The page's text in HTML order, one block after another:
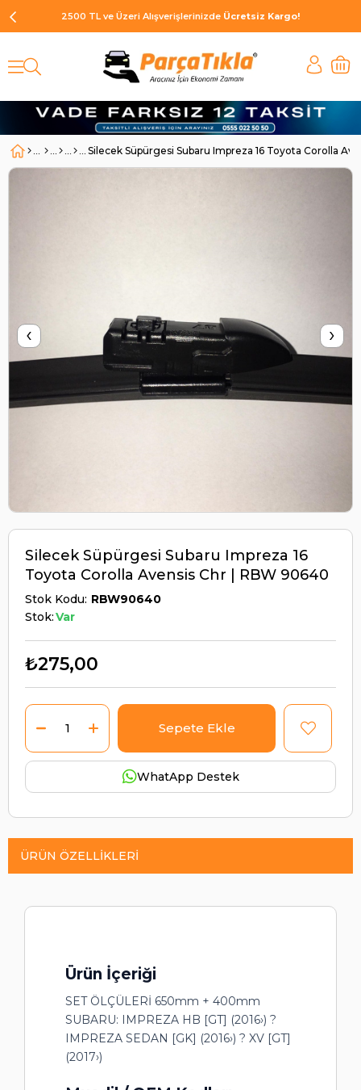
2500 TL ve Üzeri Alışverişlerinizde Ücretsiz Kargo!
Silecek Süpürgesi Subaru Impreza 16 Toyota Corolla
‹ ›
Silecek Süpürgesi Subaru Impreza 16
Toyota Corolla Avensis Chr | RBW 90640
Stok Kodu RBW90640
Stok:Var
₺275,00
WhatApp Destek
ÜRÜN ÖZELLIKLERI
Ürün İçeriği
SET ÖLÇÜLERİ 650mm + 400mm
SUBARU: IMPREZA HB [GT] (2016›) ?
IMPREZA SEDAN [GK] (2016›) ? XV [GT]
(2017›)